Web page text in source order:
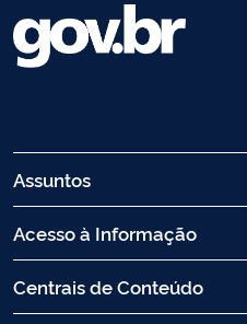
Assuntos
Acesso à Informação
Centrais de Conteúdo